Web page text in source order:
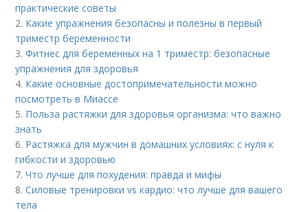
практические советы
2. Какие упражнения безопасны и полезны в первый
триместр беременности
3.Фитнес для беременных на 1 триместр: безопасные
упражнения для здоровья
4. Какие основные достопримечательности можно
посмотреть в Миассе
5. Польза растяжки для здоровья организма: что важно
знать
6. Растяжка для мужчин в домашних условиях: с нуля к
гибкости и здоровью
7.Что лучше для похудения: правда и мифы
8.Силовые тренировки vs кардио: что лучше для вашего
тела